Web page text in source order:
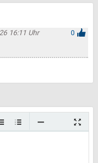
16:11 Uhr
0